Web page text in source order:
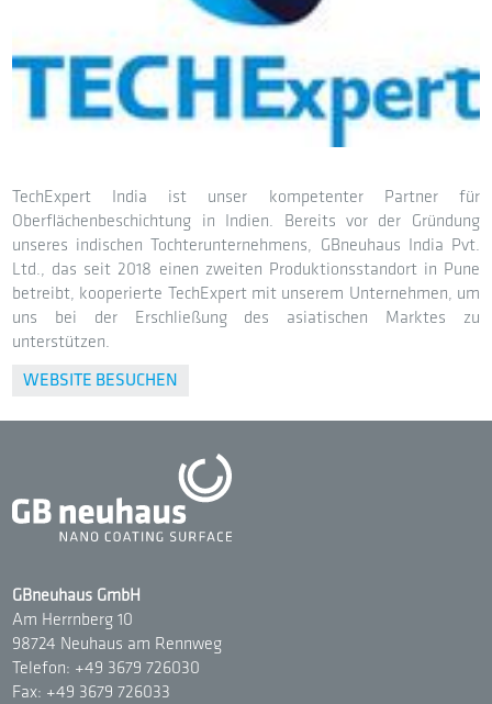
TechExpert India ist unser kompetenter Partner für
Oberflächenbeschichtung in Indien. Bereits vor der Gründung
unseres indischen Tochterunternehmens, GBneuhaus India Pvt.
Ltd., das seit 2018 einen zweiten Produktionsstandort in Pune
betreibt, kooperierte TechExpert mit unserem Unternehmen, um
uns bei der Erschließung des asiatischen Marktes zu
unterstützen.
WEBSITE BESUCHEN
GBneuhaus GmbH
Am Herrnberg 10
98724 Neuhaus am Rennweg
Telefon: +49 3679 726030
Fax: +49 3679 726033